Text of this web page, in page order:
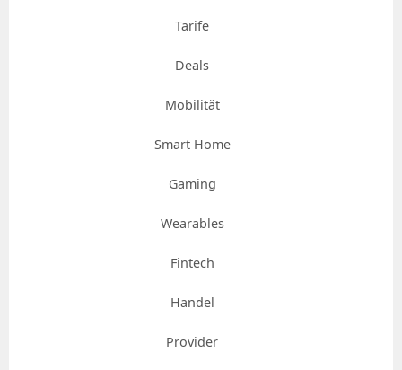
Tarife
Deals
Mobilität
Smart Home
Gaming
Wearables
Fintech
Handel
Provider